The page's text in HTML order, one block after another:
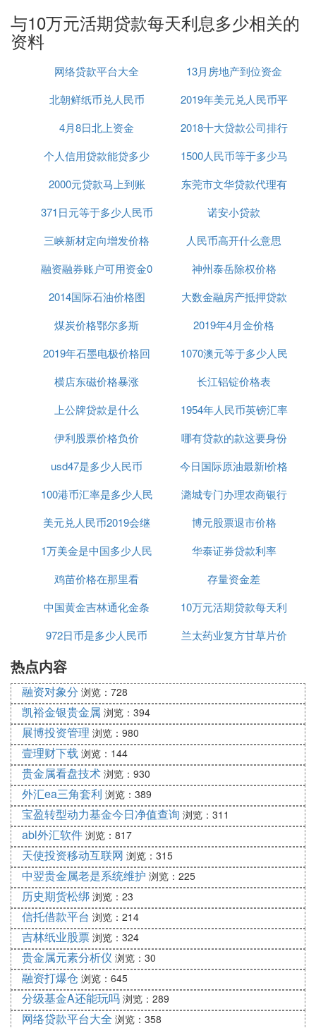
与10万元活期贷款每天利息多少相关的
资料
网络贷款平台大全
13月房地产到位资金
北朝鲜纸币兑人民币
2019年美元兑人民币平
均汇率
4月8日北上资金
2018十大贷款公司排行
榜
个人信用贷款能贷多少
1500人民币等于多少马
来西亚币
2000元贷款马上到账
东莞市文华贷款代理有
限公司
371日元等于多少人民币
诺安小贷款
三峡新材定向增发价格
人民币高开什么意思
融资融券账户可用资金0
神州泰岳除权价格
2014国际石油价格图
大数金融房产抵押贷款
煤炭价格鄂尔多斯
2019年4月金价格
2019年石墨电极价格回
升
1070澳元等于多少人民
币
横店东磁价格暴涨
长江铝锭价格表
上公牌贷款是什么
1954年人民币英镑汇率
伊利股票价格负价
哪有贷款的款这要身份
证
usd47是多少人民币
今日国际原油最新l价格
行情
100港币汇率是多少人民
币多少人民币汇率
潞城专门办理农商银行
贷款
美元兑人民币2019会继
续下滑吗
博元股票退市价格
1万美金是中国多少人民
币多少人民币汇率
华泰证券贷款利率
鸡苗价格在那里看
存量资金差
中国黄金吉林通化金条
价格
10万元活期贷款每天利
息多少
972日币是多少人民币
兰太药业复方甘草片价
热点内容
融资对象分 浏览：728
凯裕金银贵金属 浏览：394
展博投资管理 浏览：980
壹理财下载 浏览：144
贵金属看盘技术 浏览：930
外汇ea三角套利 浏览：389
宝盈转型动力基金今日净值查询 浏览：311
abl外汇软件 浏览：817
天使投资移动互联网 浏览：315
中翌贵金属老是系统维护 浏览：225
历史期货松绑 浏览：23
信托借款平台 浏览：214
吉林纸业股票 浏览：324
贵金属元素分析仪 浏览：30
融资打爆仓 浏览：645
分级基金A还能玩吗 浏览：289
网络贷款平台大全 浏览：358